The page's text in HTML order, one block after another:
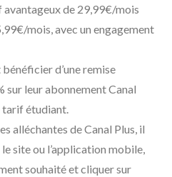
de 29,99€/mois
mois, avec un engagement
d’une remise
sur leur abonnement Canal
tarif étudiant.
alléchantes de Canal Plus, il
site ou l’application mobile,
souhaité et cliquer sur